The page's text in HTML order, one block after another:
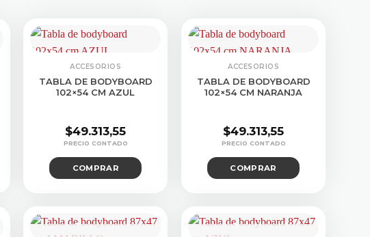
ACCESORIOS
TABLA DE BODYBOARD
102×54 CM AZUL
$49.313,55
COMPRAR
ACCESORIOS
TABLA DE BODYBOARD
102×54 CM NARANJA
$49.313,55
COMPRAR